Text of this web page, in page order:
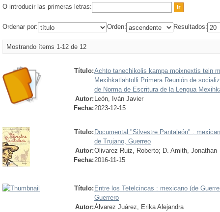
O introducir las primeras letras:
Ordenar por: Orden: Resultados:
Mostrando ítems 1-12 de 12
Título:Achto tanechikolis kampa moixnextis tein
Mexihkatlahtolli Primera Reunión de
de Norma de Escritura de la Lengua
Autor: León, Iván Javier
Fecha:2023-12-15
Título: Documental "Silvestre Pantaleón" :
de Trujano, Guerreo
Autor:Olivarez Ruiz, Roberto; D. Amith, Jonathan
Fecha:2016-11-15
Título: Entre los Tetelcincas : mexicano (de
Guerrero
Autor:Álvarez Juárez, Erika Alejandra